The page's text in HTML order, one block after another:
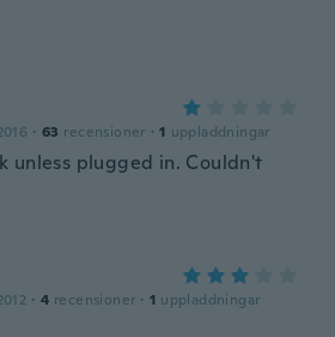
· 63 recensioner · 1 uppladdningar
unless plugged in. Couldn't
· 4 recensioner · 1 uppladdningar